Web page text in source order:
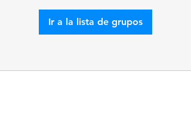
Ir a la lista de grupos